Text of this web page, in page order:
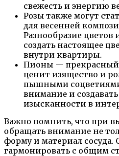
свежесть и энергию
Розы также могут
для весенней
Разнообразие цветов
создать настоящее
внутри квартиры.
Пионы — прекрасный
ценит изящество и
пышными
внимание и
изысканности в
Важно помнить, что при
обращать внимание не
форму и материал сосуда.
гармонировать с общим